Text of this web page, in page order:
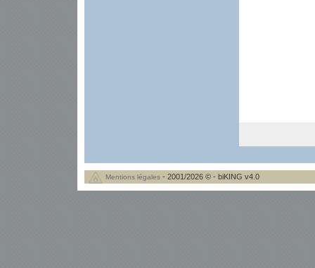
Mentions légales - 2001/2026 © - biKING v4.0